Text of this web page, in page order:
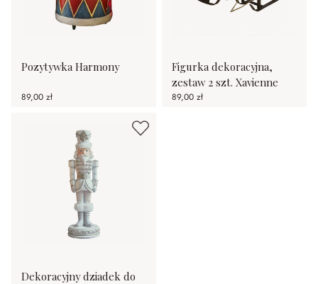
Pozytywka Harmony
89,00 zł
Figurka dekoracyjna,
zestaw 2 szt. Xavienne
89,00 zł
Dekoracyjny dziadek do